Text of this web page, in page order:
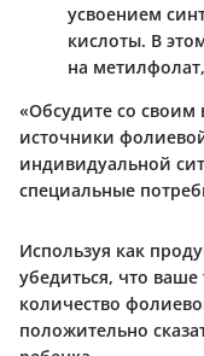
усвоением
кислоты. В
на
«Обсудите со
источники
индивидуальной
специальные
Используя как
убедиться, что
количество
положительно